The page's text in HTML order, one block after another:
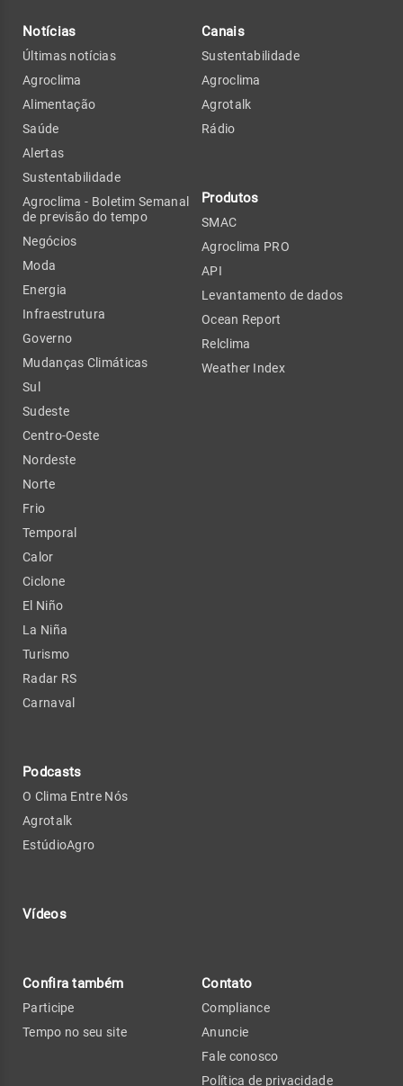
Notícias
Últimas notícias
Agroclima
Alimentação
Saúde
Alertas
Sustentabilidade
Agroclima - Boletim Semanal
de previsão do tempo
Negócios
Moda
Energia
Infraestrutura
Governo
Mudanças Climáticas
Sul
Sudeste
Centro-Oeste
Nordeste
Norte
Frio
Temporal
Calor
Ciclone
El Niño
La Niña
Turismo
Radar RS
Carnaval
Podcasts
O Clima Entre Nós
Agrotalk
EstúdioAgro
Vídeos
Canais
Sustentabilidade
Agroclima
Agrotalk
Rádio
Produtos
SMAC
Agroclima PRO
API
Levantamento de dados
Ocean Report
Relclima
Weather Index
Confira também
Participe
Tempo no seu site
Contato
Compliance
Anuncie
Fale conosco
Política de privacidade